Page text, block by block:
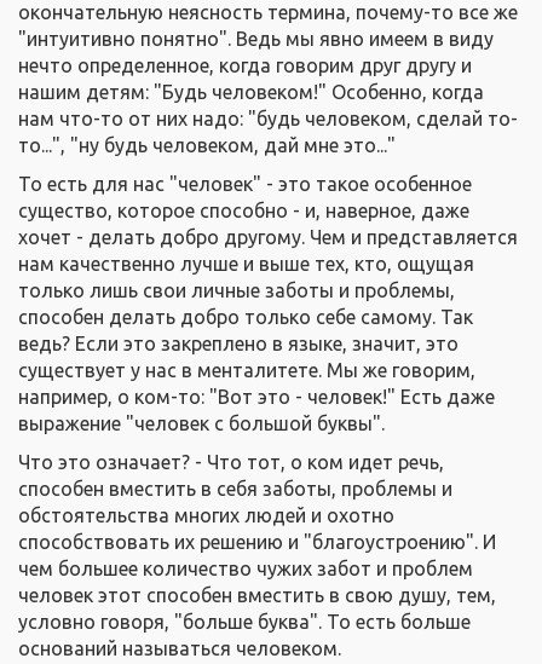
окончательную неясность термина, почему-то все же
"интуитивно понятно". Ведь мы явно имеем в виду
нечто определенное, когда говорим друг другу и
нашим детям: "Будь человеком!" Особенно, когда
нам что-то от них надо: "будь человеком, сделай то-
то...", "ну будь человеком, дай мне это..."
То есть для нас "человек" - это такое особенное
существо, которое способно - и, наверное, даже
хочет - делать добро другому. Чем и представляется
нам качественно лучше и выше тех, кто, ощущая
только лишь свои личные заботы и проблемы,
способен делать добро только себе самому. Так
ведь? Если это закреплено в языке, значит, это
существует у нас в менталитете. Мы же говорим,
например, о ком-то: "Вот это - человек!" Есть даже
выражение "человек с большой буквы".
Что это означает? - Что тот, о ком идет речь,
способен вместить в себя заботы, проблемы и
обстоятельства многих людей и охотно
способствовать их решению и "благоустроению". И
чем большее количество чужих забот и проблем
человек этот способен вместить в свою душу, тем,
условно говоря, "больше буква". То есть больше
оснований называться человеком.